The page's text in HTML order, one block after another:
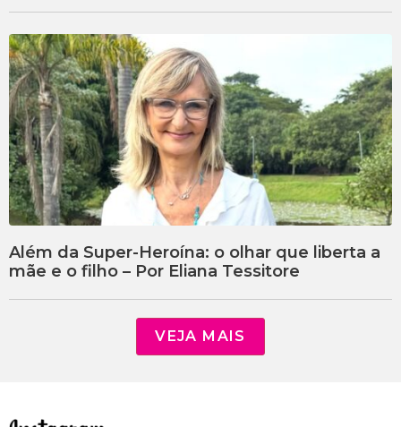
Além da Super-Heroína: o olhar que liberta a
mãe e o filho – Por Eliana Tessitore
VEJA MAIS